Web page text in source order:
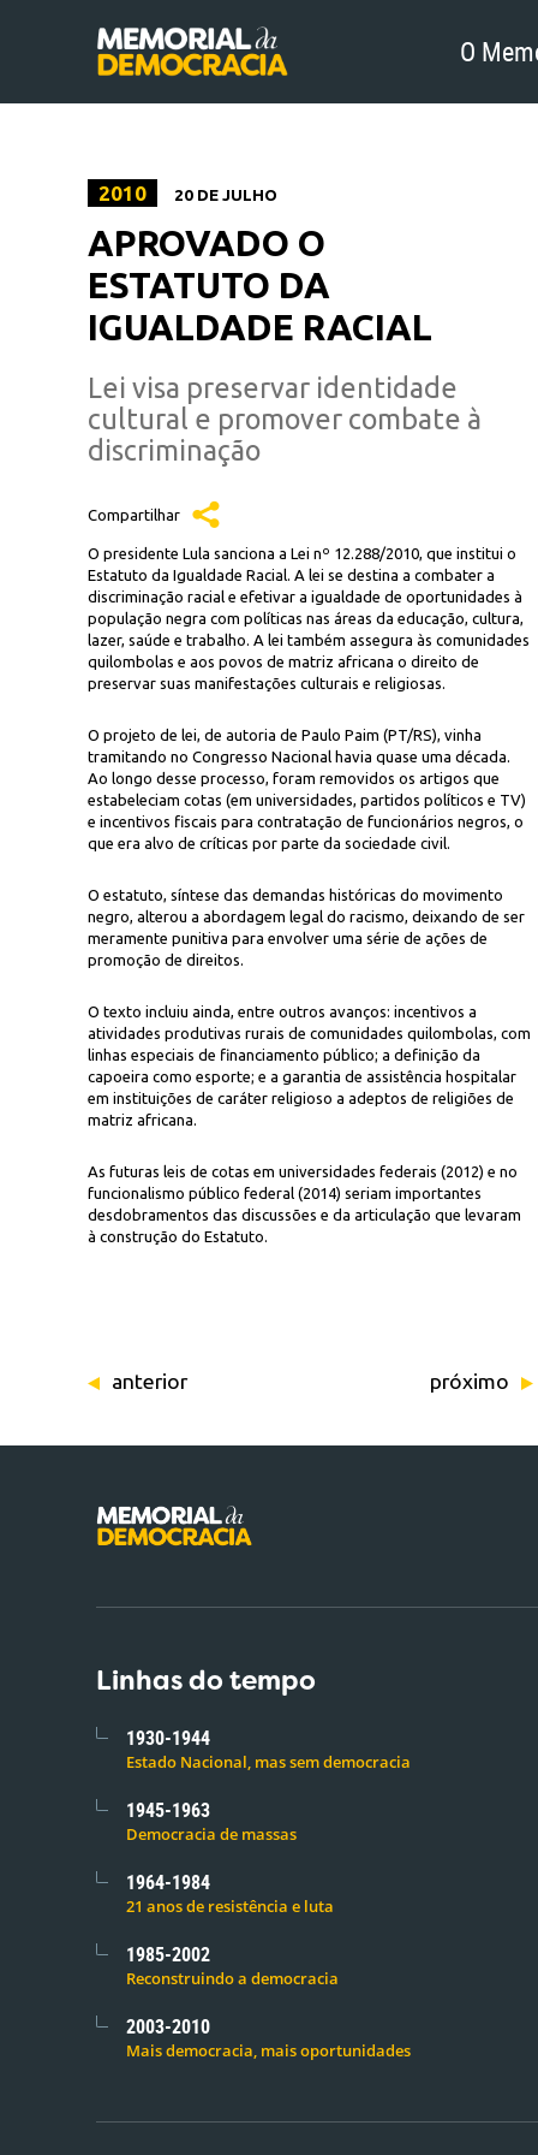
O
2010 20 DE JULHO
APROVADO O
ESTATUTO DA
IGUALDADE RACIAL
Lei visa preservar identidade
cultural e promover combate à
discriminação
Compartilhar
O presidente Lula sanciona a Lei nº 12.288/2010, que institui o
Estatuto da Igualdade Racial. A lei se destina a combater a
discriminação racial e efetivar a igualdade de oportunidades à
população negra com políticas nas áreas da educação, cultura,
lazer, saúde e trabalho. A lei também assegura às comunidades
quilombolas e aos povos de matriz africana o direito de
preservar suas manifestações culturais e religiosas.
O projeto de lei, de autoria de Paulo Paim (PT/RS), vinha
tramitando no Congresso Nacional havia quase uma década.
Ao longo desse processo, foram removidos os artigos que
estabeleciam cotas (em universidades, partidos políticos e TV)
e incentivos fiscais para contratação de funcionários negros, o
que era alvo de críticas por parte da sociedade civil.
O estatuto, síntese das demandas históricas do movimento
negro, alterou a abordagem legal do racismo, deixando de ser
meramente punitiva para envolver uma série de ações de
promoção de direitos.
O texto incluiu ainda, entre outros avanços: incentivos a
atividades produtivas rurais de comunidades quilombolas, com
linhas especiais de financiamento público; a definição da
capoeira como esporte; e a garantia de assistência hospitalar
em instituições de caráter religioso a adeptos de religiões de
matriz africana.
As futuras leis de cotas em universidades federais (2012) e no
funcionalismo público federal (2014) seriam importantes
desdobramentos das discussões e da articulação que levaram
à construção do Estatuto.
anterior próximo
do estatuto após quase dez anos
Linhas do tempo
1930-1944
Estado Nacional, mas sem democracia
1945-1963
Democracia de massas
1964-1984
21 anos de resistência e luta
1985-2002
Reconstruindo a democracia
2003-2010
Mais democracia, mais oportunidades